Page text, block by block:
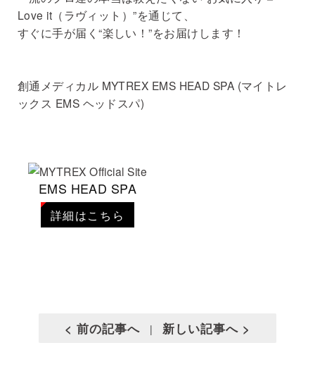
Love it（ラヴィット）”を通じて、
すぐに手が届く“楽しい！”をお届けします！
創通メディカル MYTREX EMS HEAD SPA (マイトレ
ックス EMS ヘッドスパ)
EMS HEAD SPA
詳細はこちら
< 前の記事へ | 新しい記事へ >